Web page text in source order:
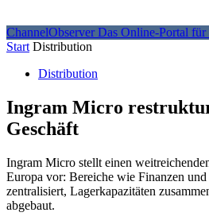
ChannelObserver Das Online-Portal
Start Distribution
Distribution
Ingram Micro
Geschäft
Ingram Micro stellt einen
Europa vor: Bereiche wie Finanzen und
zentralisiert, Lagerkapazitäten
abgebaut.